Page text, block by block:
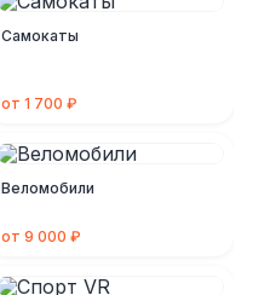
Самокаты
от 1 700 ₽
Веломобили
от 9 000 ₽